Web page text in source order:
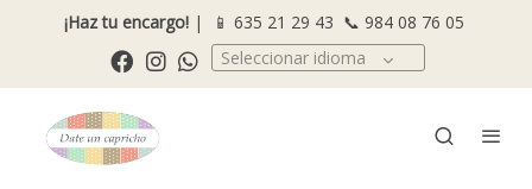
¡Haz tu encargo!| 📱 635 21 29 43 📞 984 08 76 05
Seleccionar idioma